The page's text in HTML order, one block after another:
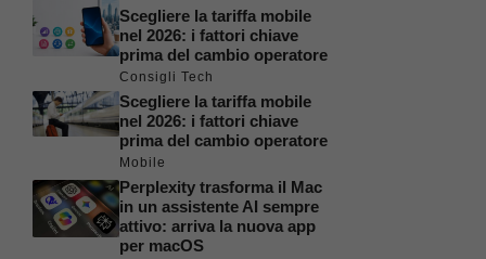
Scegliere la tariffa mobile
nel 2026: i fattori chiave
prima del cambio operatore
Consigli Tech
Scegliere la tariffa mobile
nel 2026: i fattori chiave
prima del cambio operatore
Mobile
Perplexity trasforma il Mac
in un assistente AI sempre
attivo: arriva la nuova app
per macOS